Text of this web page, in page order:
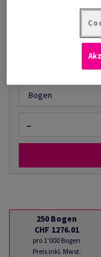
LIEFERBAR AB 10/
Bogen
−
250 Bogen
CHF 1276.01
pro 1'000 Bogen
Preis inkl. Mwst.